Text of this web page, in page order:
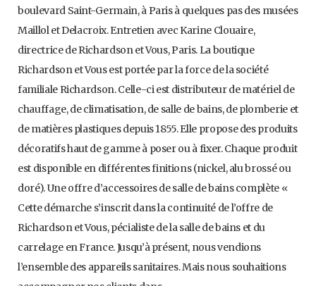
boulevard Saint-Germain, à Paris à quelques pas des musées
Maillol et Delacroix. Entretien avec Karine Clouaire,
directrice de Richardson et Vous, Paris. La boutique
Richardson et Vous est portée par la force de la société
familiale Richardson. Celle-ci est distributeur de matériel de
chauffage, de climatisation, de salle de bains, de plomberie et
de matières plastiques depuis 1855. Elle propose des produits
décoratifs haut de gamme à poser ou à fixer. Chaque produit
est disponible en différentes finitions (nickel, alu brossé ou
doré). Une offre d’accessoires de salle de bains complète «
Cette démarche s’inscrit dans la continuité de l’offre de
Richardson et Vous, pécialiste de la salle de bains et du
carrelage en France. Jusqu’à présent, nous vendions
l’ensemble des appareils sanitaires. Mais nous souhaitions